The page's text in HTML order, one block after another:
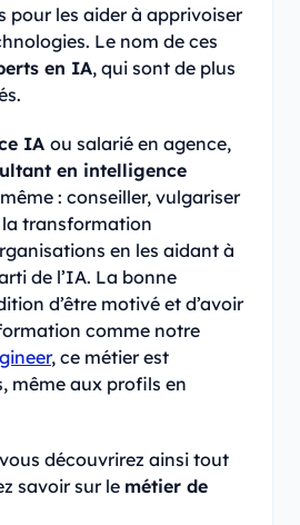
pour les aider à apprivoiser
Le nom de ces
en IA, qui sont de plus
IA ou salarié en agence,
en intelligence
: conseiller, vulgariser
transformation
en les aidant à
de l’IA. La bonne
d’être motivé et d’avoir
comme notre
, ce métier est
même aux profils en
découvrirez ainsi tout
savoir sur le métier de